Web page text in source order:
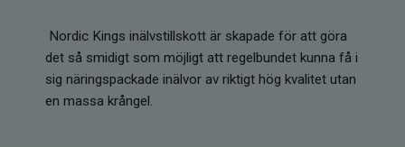
Kristaller
Infrarött Ljus
Nordic Kings inälvstillskott är skapade för att göra
det så smidigt som möjligt att regelbundet kunna få i
sig näringspackade inälvor av riktigt hög kvalitet utan
en massa krångel.